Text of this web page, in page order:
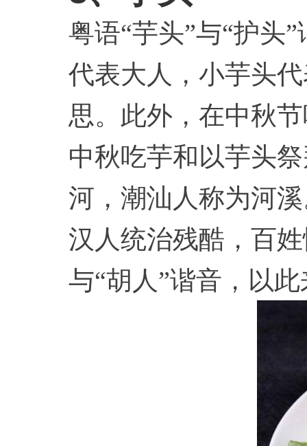
粤语“芋头”与“护头
代表大人，小芋头
思。此外，在中秋
中秋吃芋和以芋头
河，潮汕人称为河
汉人统治残酷，百
与“胡人”谐音，以